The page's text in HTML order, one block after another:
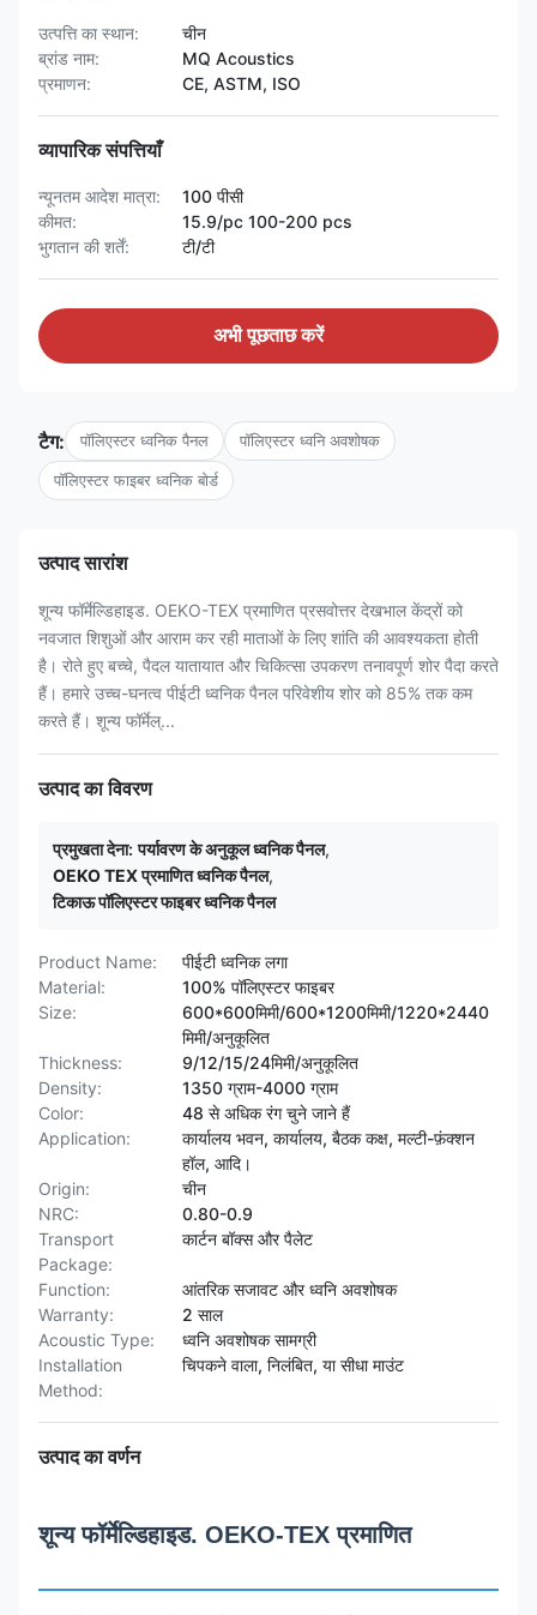
उत्पत्ति का स्थान:
चीन
ब्रांड नाम:
MQ Acoustics
प्रमाणन:
CE, ASTM, ISO
व्यापारिक संपत्तियाँ
न्यूनतम आदेश मात्रा:
100 पीसी
कीमत:
15.9/pc 100-200 pcs
भुगतान की शर्तें:
टी/टी
अभी पूछताछ करें
टैग: पॉलिएस्टर ध्वनिक पैनल पॉलिएस्टर ध्वनि अवशोषक
पॉलिएस्टर फाइबर ध्वनिक बोर्ड
उत्पाद सारांश
शून्य फॉर्मेल्डिहाइड. OEKO-TEX प्रमाणित प्रसवोत्तर देखभाल केंद्रों को
नवजात शिशुओं और आराम कर रही माताओं के लिए शांति की आवश्यकता होती
है। रोते हुए बच्चे, पैदल यातायात और चिकित्सा उपकरण तनावपूर्ण शोर पैदा करते
हैं। हमारे उच्च-घनत्व पीईटी ध्वनिक पैनल परिवेशीय शोर को 85% तक कम
करते हैं। शून्य फॉर्मेल्...
उत्पाद का विवरण
प्रमुखता देना: पर्यावरण के अनुकूल ध्वनिक पैनल,
OEKO TEX प्रमाणित ध्वनिक पैनल,
टिकाऊ पॉलिएस्टर फाइबर ध्वनिक पैनल
Product Name:
पीईटी ध्वनिक लगा
Material:
100% पॉलिएस्टर फाइबर
Size:
600*600मिमी/600*1200मिमी/1220*2440
मिमी/अनुकूलित
Thickness:
9/12/15/24मिमी/अनुकूलित
Density:
1350 ग्राम-4000 ग्राम
Color:
48 से अधिक रंग चुने जाने हैं
Application:
कार्यालय भवन, कार्यालय, बैठक कक्ष, मल्टी-फ़ंक्शन
हॉल, आदि।
Origin:
चीन
NRC:
0.80-0.9
Transport
Package:
कार्टन बॉक्स और पैलेट
Function:
आंतरिक सजावट और ध्वनि अवशोषक
Warranty:
2 साल
Acoustic Type:
ध्वनि अवशोषक सामग्री
Installation
Method:
चिपकने वाला, निलंबित, या सीधा माउंट
उत्पाद का वर्णन
शून्य फॉर्मेल्डिहाइड. OEKO-TEX प्रमाणित